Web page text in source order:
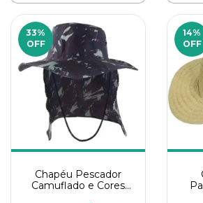
33%
OFF
Chapéu Pescador
Camuflado e Cores
14%
OFF